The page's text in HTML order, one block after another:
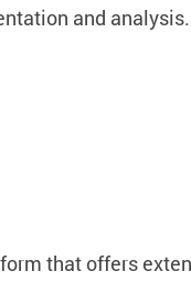
and analysis.
that offers